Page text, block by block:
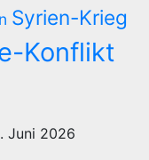
Syrien-Krieg
Konflikt
Juni 2026